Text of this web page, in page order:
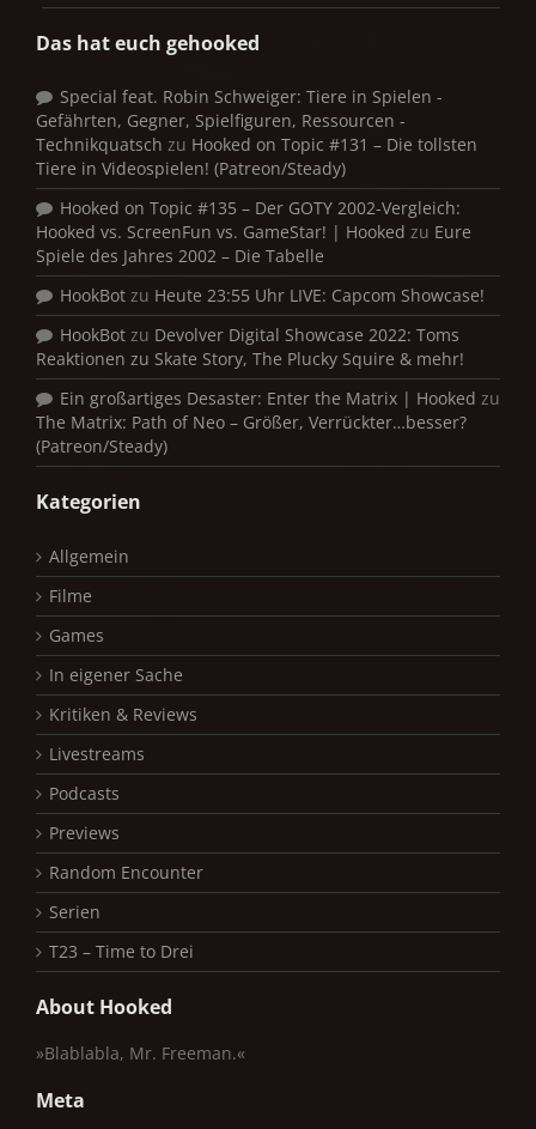
Das hat euch gehooked
Special feat. Robin Schweiger: Tiere in Spielen -
Gefährten, Gegner, Spielfiguren, Ressourcen -
Technikquatsch zu Hooked on Topic #131 – Die tollsten
Tiere in Videospielen! (Patreon/Steady)
Hooked on Topic #135 – Der GOTY 2002-Vergleich:
Hooked vs. ScreenFun vs. GameStar! | Hooked zu Eure
Spiele des Jahres 2002 – Die Tabelle
HookBot zu Heute 23:55 Uhr LIVE: Capcom Showcase!
HookBot zu Devolver Digital Showcase 2022: Toms
Reaktionen zu Skate Story, The Plucky Squire & mehr!
Ein großartiges Desaster: Enter the Matrix | Hooked zu
The Matrix: Path of Neo – Größer, Verrückter…besser?
(Patreon/Steady)
Kategorien
Allgemein
Filme
Games
In eigener Sache
Kritiken & Reviews
Livestreams
Podcasts
Previews
Random Encounter
Serien
T23 – Time to Drei
About Hooked
»Blablabla, Mr. Freeman.«
Meta